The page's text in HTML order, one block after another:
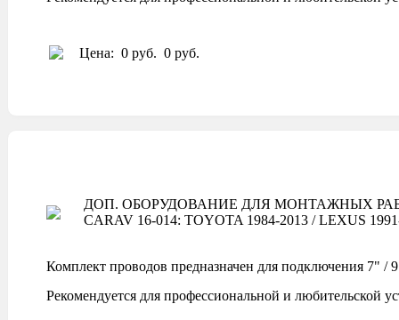
Цена: 0 руб. 0 руб.
ДОП. ОБОРУДОВАНИЕ ДЛЯ МОНТАЖНЫХ
CARAV 16-014: TOYOTA 1984-2013 / LEXUS
Комплект проводов предназначен для подключения 7"
Рекомендуется для профессиональной и любительской